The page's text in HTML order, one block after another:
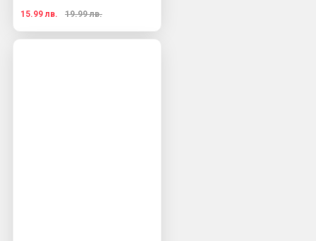
15.99 лв. 19.99 лв.